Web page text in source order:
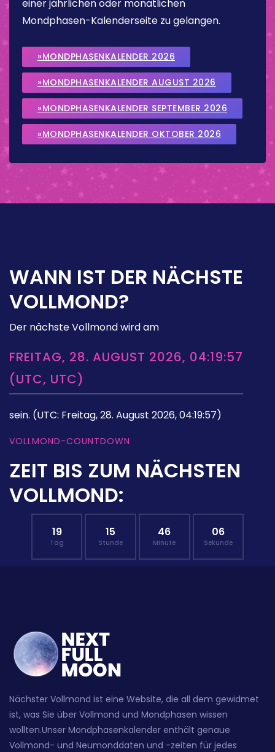
einer jährlichen oder monatlichen
Mondphasen-Kalenderseite zu gelangen.
»MONDPHASENKALENDER 2026
»MONDPHASENKALENDER AUGUST 2026
»MONDPHASENKALENDER SEPTEMBER 2026
»MONDPHASENKALENDER OKTOBER 2026
WANN IST DER NÄCHSTE
VOLLMOND?
Der nächste Vollmond wird am
FREITAG, 28. AUGUST 2026, 04:19:57
(UTC, UTC)
sein. (UTC: Freitag, 28. August 2026, 04:19:57)
VOLLMOND-COUNTDOWN
ZEIT BIS ZUM NÄCHSTEN
VOLLMOND:
19
Tag
15
Stunde
46
Minute
05
Sekunde
Nächster Vollmond ist eine Website, die all dem gewidmet
ist, was Sie über Vollmond und Mondphasen wissen
wollten.Unser Mondphasenkalender enthält genaue
Vollmond- und Neumonddaten und -zeiten für jedes